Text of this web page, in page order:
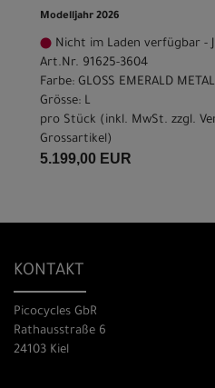
Modelljahr 2026
Nicht im Laden verfügbar -
Art.Nr. 91625-3604
Farbe: GLOSS EMERALD
Grösse: L
pro Stück (inkl. MwSt. zzgl.
Grossartikel)
5.199,00 EUR
KONTAKT
Picocycles GbR
Rathausstraße 6
24103 Kiel